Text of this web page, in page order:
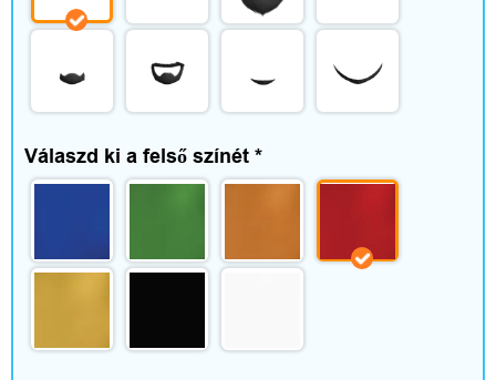
V
l
e
Válaszd ki a felső színét *